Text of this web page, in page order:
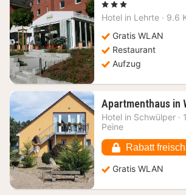
, 3 Sterne
Hotel in Lehrte · 9.6
Gratis WLAN
Restaurant
Aufzug
Apartmenthaus in
Hotel in Schwülper ·
Peine
Rabatt
Gratis WLAN